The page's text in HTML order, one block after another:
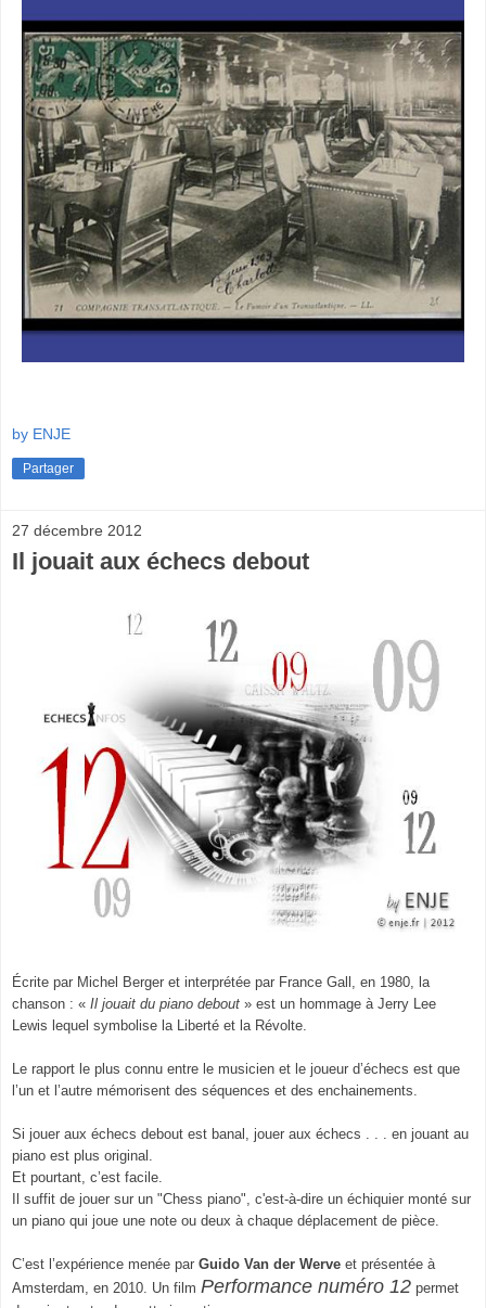
by ENJE
Partager
27 décembre 2012
Il jouait aux échecs debout
Écrite par Michel Berger et interprétée par France Gall, en 1980, la
chanson : « Il jouait du piano debout » est un hommage à Jerry Lee
Lewis lequel symbolise la Liberté et la Révolte.
Le rapport le plus connu entre le musicien et le joueur d’échecs est que
l’un et l’autre mémorisent des séquences et des enchainements.
Si jouer aux échecs debout est banal, jouer aux échecs . . . en jouant au
piano est plus original.
Et pourtant, c’est facile.
Il suffit de jouer sur un "Chess piano", c'est-à-dire un échiquier monté sur
un piano qui joue une note ou deux à chaque déplacement de pièce.
C’est l’expérience menée par Guido Van der Werve et présentée à
Amsterdam, en 2010. Un film Performance numéro 12 permet